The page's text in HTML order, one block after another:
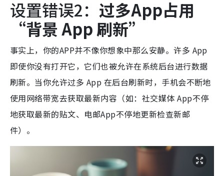
设置错误2： 过多App占用
“背景 App 刷新”
事实上，你的APP并不像你想象中那么安静。许多 App
即使你没有打开它，它们也被允许在系统后台进行数据
刷新。 当你允许过多 App 在后台刷新时，手机会不断地
使用网络带宽去获取最新内容（如：社交媒体 App不停
地获取最新的贴文、电邮App不停地更新检查新邮
件）。